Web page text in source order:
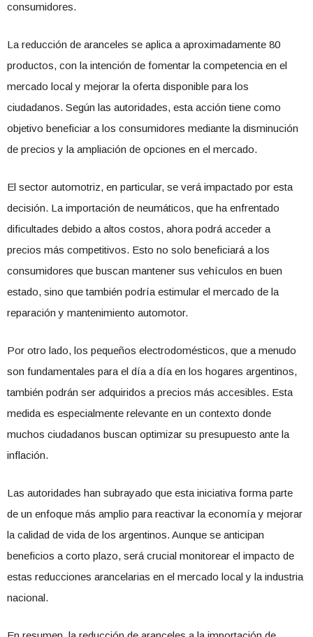
consumidores.
La reducción de aranceles se aplica a aproximadamente 80
productos, con la intención de fomentar la competencia en el
mercado local y mejorar la oferta disponible para los
ciudadanos. Según las autoridades, esta acción tiene como
objetivo beneficiar a los consumidores mediante la disminución
de precios y la ampliación de opciones en el mercado.
El sector automotriz, en particular, se verá impactado por esta
decisión. La importación de neumáticos, que ha enfrentado
dificultades debido a altos costos, ahora podrá acceder a
precios más competitivos. Esto no solo beneficiará a los
consumidores que buscan mantener sus vehículos en buen
estado, sino que también podría estimular el mercado de la
reparación y mantenimiento automotor.
Por otro lado, los pequeños electrodomésticos, que a menudo
son fundamentales para el día a día en los hogares argentinos,
también podrán ser adquiridos a precios más accesibles. Esta
medida es especialmente relevante en un contexto donde
muchos ciudadanos buscan optimizar su presupuesto ante la
inflación.
Las autoridades han subrayado que esta iniciativa forma parte
de un enfoque más amplio para reactivar la economía y mejorar
la calidad de vida de los argentinos. Aunque se anticipan
beneficios a corto plazo, será crucial monitorear el impacto de
estas reducciones arancelarias en el mercado local y la industria
nacional.